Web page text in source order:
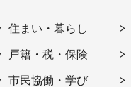
住まい・暮らし
戸籍・税・保険
市民協働・学び